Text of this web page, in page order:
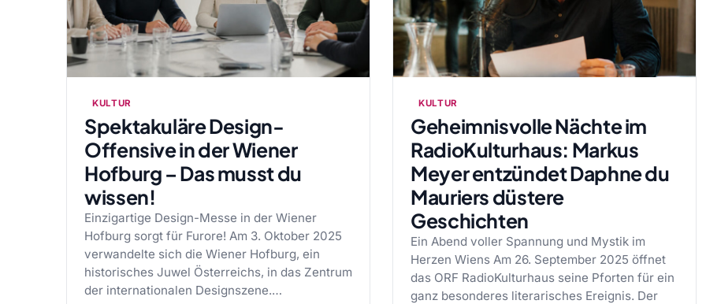
KULTUR
Spektakuläre Design-
Offensive in der Wiener
Hofburg – Das musst du
wissen!
Einzigartige Design-Messe in der Wiener
Hofburg sorgt für Furore! Am 3. Oktober 2025
verwandelte sich die Wiener Hofburg, ein
historisches Juwel Österreichs, in das Zentrum
der internationalen Designszene.…
KULTUR
Geheimnisvolle Nächte im
RadioKulturhaus: Markus
Meyer entzündet Daphne du
Mauriers düstere
Geschichten
Ein Abend voller Spannung und Mystik im
Herzen Wiens Am 26. September 2025 öffnet
das ORF RadioKulturhaus seine Pforten für ein
ganz besonderes literarisches Ereignis. Der